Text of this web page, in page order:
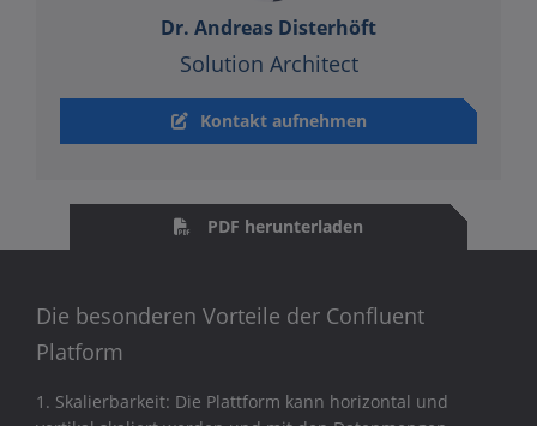
Dr. Andreas Disterhöft
Solution Architect
Kontakt aufnehmen
PDF herunterladen
Die besonderen Vorteile der Confluent
Platform
1. Skalierbarkeit: Die Plattform kann horizontal und